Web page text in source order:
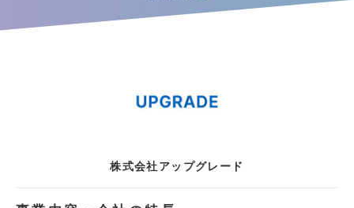
株式会社アップグレード